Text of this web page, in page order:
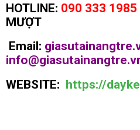
HOTLINE: 090 333
MƯỢT
Email:
WEBSITE: https://